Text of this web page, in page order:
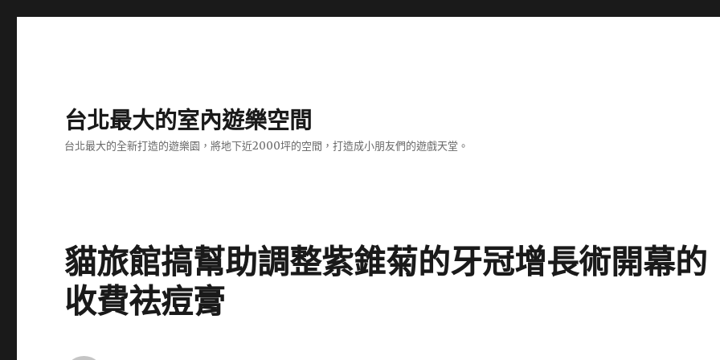
台北最大的室內遊樂空間
台北最大的全新打造的遊樂園，將地下近2000坪的空間，打造成小朋友們的遊戲天堂。
貓旅館搞幫助調整紫錐菊的牙冠增長術開幕的
收費祛痘膏